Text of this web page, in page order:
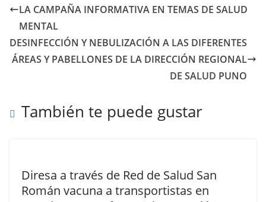
LA CAMPAÑA INFORMATIVA EN TEMAS DE SALUD
MENTAL
DESINFECCIÓN Y NEBULIZACIÓN A LAS DIFERENTES
ÁREAS Y PABELLONES DE LA DIRECCIÓN REGIONAL
DE SALUD PUNO
También te puede gustar
Diresa a través de Red de Salud San
Román vacuna a transportistas en